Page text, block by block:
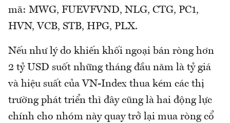
mã: MWG, FUEVFVND, NLG, CTG, PC1,
HVN, VCB, STB, HPG, PLX.
Nếu như lý do khiến khối ngoại bán ròng hơn
2 tỷ USD suốt những tháng đầu năm là tỷ giá
và hiệu suất của VN-Index thua kém các thị
trường phát triển thì đây cũng là hai động lực
chính cho nhóm này quay trở lại mua ròng cổ